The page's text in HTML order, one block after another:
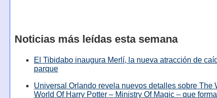
Noticias más leídas esta semana
El Tibidabo inaugura Merlí, la nueva atracción de
parque
Universal Orlando revela nuevos detalles sobre The
World Of Harry Potter – Ministry Of Magic – que